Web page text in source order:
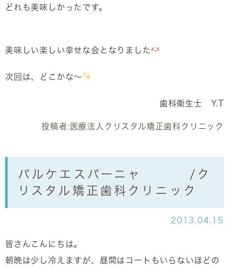
どれも美味しかったです。
美味しい楽しい幸せな会となりました
次回は、どこかな～
歯科衛生士 Y.T
投稿者: 医療法人クリスタル矯正歯科クリニック
パルケエスパーニャ /ク
リスタル矯正歯科クリニック
2013.04.15
皆さんこんにちは。
朝晩は少し冷えますが、昼間はコートもいらないほどの